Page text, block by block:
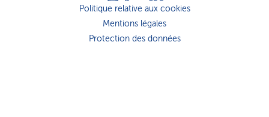
Politique relative aux cookies
Mentions légales
Protection des données